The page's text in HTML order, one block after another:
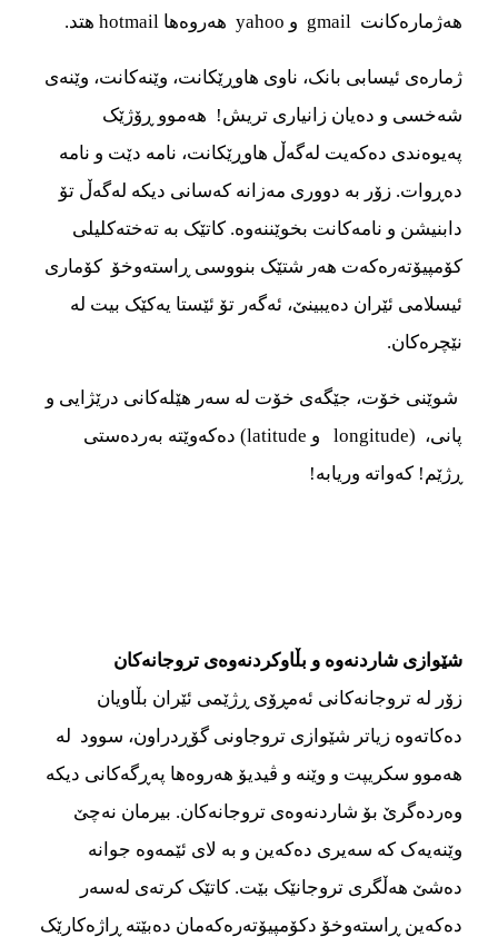
هه‌‌‌ژماره‌‌‌کانت gmail و yahoo هه‌‌‌روه‌‌‌ها hotmail هتد.
ژماره‌‌‌ی ئیسابی بانک، ناوی هاوڕێکانت، وێنه‌‌‌کانت، وێنه‌‌‌ی
شه‌‌‌خسی و ده‌‌‌یان زانیاری تریش! هه‌‌‌موو ڕۆژێک
په‌‌‌یوه‌‌‌ندی ده‌‌‌که‌‌‌یت له‌‌‌گه‌‌‌ڵ هاوڕێکانت، نامه‌‌‌ دێت و نامه‌‌‌
ده‌‌‌ڕوات. زۆر به دووری مه‌‌‌زانه‌‌‌ که‌‌‌سانی دیکه‌‌‌ له‌‌‌گه‌‌‌ڵ تۆ
دابنیشن و نامه‌‌‌کانت بخوێننه‌‌‌وه‌‌‌. کاتێک به ته‌‌‌خته‌‌‌کلیلی
کۆمپیۆته‌‌‌ره‌‌‌‌که‌‌‌ت هه‌‌‌ر شتێک بنووسی ڕاسته‌‌‌وخۆ کۆماری
ئیسلامی ئێران ده‌‌‌یبینێ، ئه‌‌‌گه‌‌‌ر تۆ ئێستا یه‌‌‌کێک بیت له
نێچره‌‌‌کان.
شوێنی خۆت، جێگه‌‌‌ی خۆت له سه‌‌‌ر هێله‌‌‌کانی درێژایی و
پانی، (longitude و latitude) ده‌‌‌که‌‌‌وێته‌‌‌ به‌‌‌رده‌‌‌ستی
ڕژێم! که‌‌‌واته‌‌‌ وریابه!
شێوازی شاردنه‌‌‌وه‌‌‌ و بڵاوکردنه‌‌‌وه‌‌‌ی تروجانه‌‌‌کان
زۆر له تروجانه‌‌‌کانی ئه‌‌‌مڕۆی ڕژێمی ئێران بڵاویان
ده‌‌‌کاته‌‌‌وه‌‌‌ زیاتر شێوازی تروجاونی گۆڕدراون، سوود له‌‌‌
هه‌‌‌موو سکریپت و وێنه‌‌‌ و ڤیدیۆ هه‌‌‌روه‌‌‌ها په‌‌‌ڕگه‌‌‌کانی دیکه‌‌‌
وه‌‌‌رده‌‌‌گرێ بۆ شاردنه‌‌‌وه‌‌‌ی تروجانه‌‌‌کان. بیرمان نه‌‌‌چێ
وێنه‌‌‌یه‌‌‌ک که سه‌‌‌یری ده‌‌‌که‌‌‌ین و به‌‌‌ لای ئێمه‌‌‌وه‌‌‌ جوانه‌‌‌
ده‌‌‌شێ هه‌‌‌ڵگری تروجانێک بێت. کاتێک کرته‌‌‌ی له‌‌‌سه‌‌‌ر
ده‌‌‌که‌‌‌ین ڕاسته‌‌‌وخۆ دکۆمپیۆته‌‌‌ره‌‌‌‌که‌‌‌مان ده‌‌‌بێته‌‌‌ ڕاژه‌‌‌کارێک